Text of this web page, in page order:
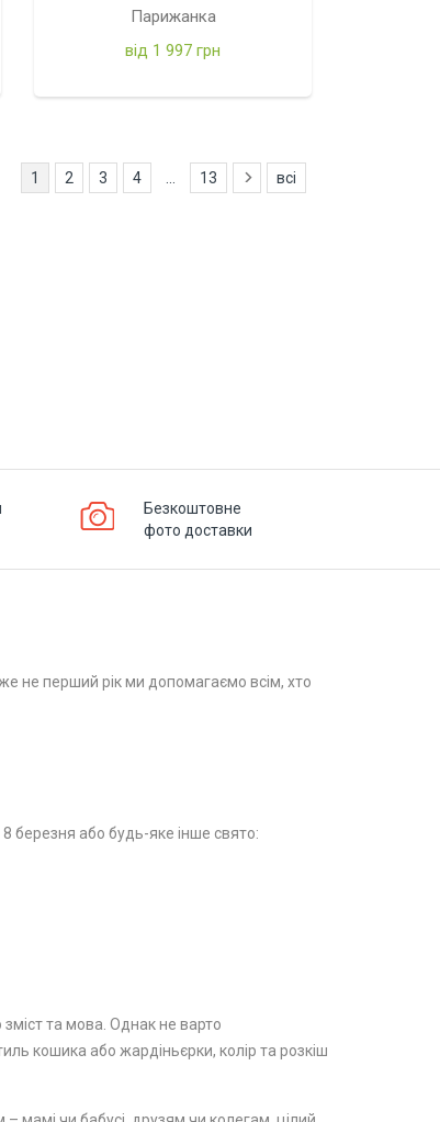
Парижанка
від 1 997 грн
1 2 3 4 13 всі
Безкоштовне
фото доставки
не перший рік ми допомагаємо всім, хто
березня або будь-яке інше свято:
та мова. Однак не варто
кошика або жардіньєрки, колір та розкіш